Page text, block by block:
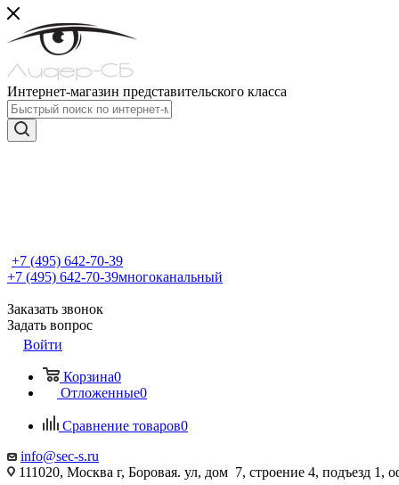
Интернет-магазин представительского класса
+7 (495) 642-70-39
+7 (495) 642-70-39многоканальный
Заказать звонок
Задать вопрос
Войти
Корзина0
Отложенные0
Сравнение товаров0
info@sec-s.ru
111020, Москва г, Боровая. ул, дом 7, строение 4, подъезд 1,